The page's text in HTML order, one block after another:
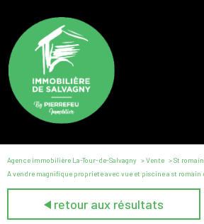
Agence immobilière La-Tour-de-Salvagny Vente St
A vendre magnifique propriete avec vue et piscine a st romain
retour aux résultats